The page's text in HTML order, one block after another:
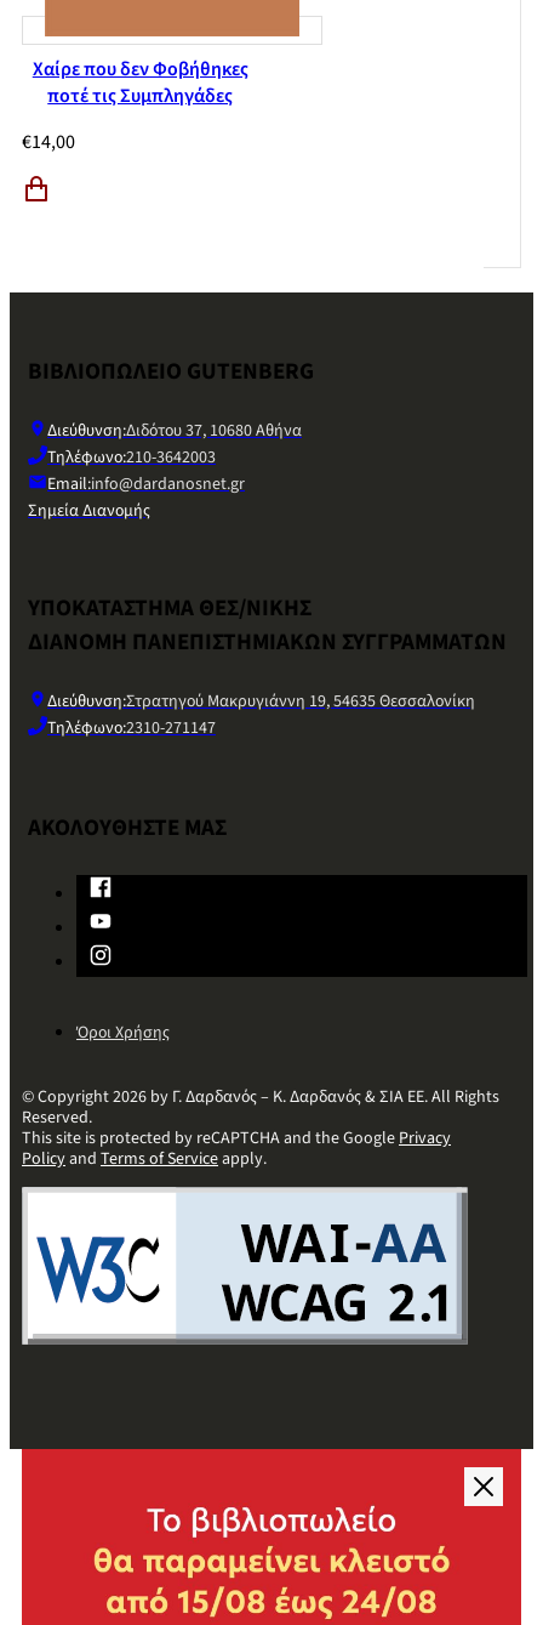
Χαίρε που δεν Φοβήθηκες
ποτέ τις Συμπληγάδες
€14,00
ΒΙΒΛΙΟΠΩΛΕΙΟ GUTENBERG
Διεύθυνση:Διδότου 37, 10680 Αθήνα
Τηλέφωνο:210-3642003
Email:info@dardanosnet.gr
Σημεία Διανομής
ΥΠΟΚΑΤΑΣΤΗΜΑ ΘΕΣ/ΝΙΚΗΣ
ΔΙΑΝΟΜΗ ΠΑΝΕΠΙΣΤΗΜΙΑΚΩΝ ΣΥΓΓΡΑΜΜΑΤΩΝ
Διεύθυνση:Στρατηγού Μακρυγιάννη 19, 54635 Θεσσαλονίκη
Τηλέφωνο:2310-271147
ΑΚΟΛΟΥΘΗΣΤΕ ΜΑΣ
Όροι Χρήσης
© Copyright 2026 by Γ. Δαρδανός – Κ. Δαρδανός & ΣΙΑ ΕΕ. All Rights
Reserved.
This site is protected by reCAPTCHA and the GooglePrivacy
Policyand Terms of Serviceapply.